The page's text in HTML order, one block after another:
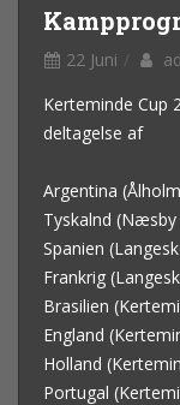
22 Juni
Kerteminde Cup
deltagelse af
Argentina
Tyskalnd (Næsby
Spanien
Frankrig
Brasilien
England
Holland
Portugal